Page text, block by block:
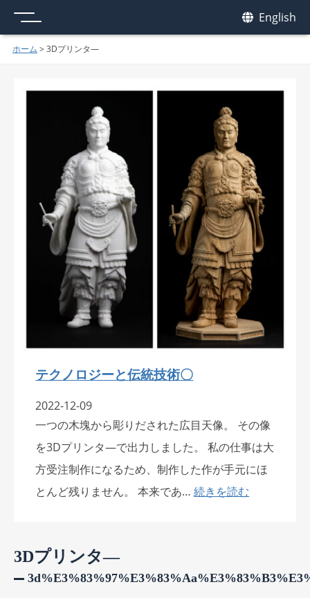
English
ホーム > 3Dプリンタ―
3Dプリンタ―
テクノロジーと伝統技術〇
2022-12-09
一つの木塊から彫りだされた広目天像。 その像
を3Dプリンタ―で出力しました。 私の仕事は大
方受注制作になるため、制作した作が手元にほ
とんど残りません。 本来であ…続きを読む